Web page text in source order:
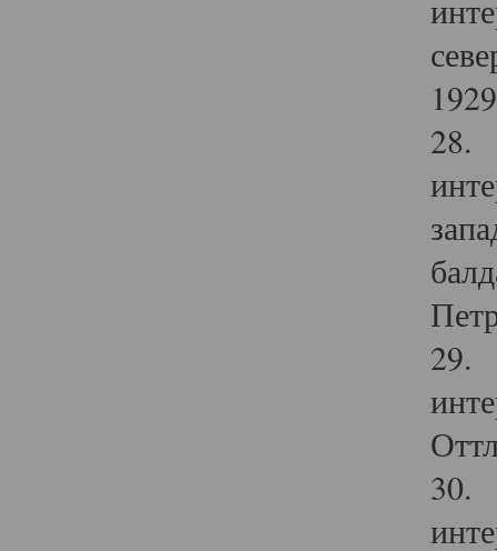
28.
29.
30.